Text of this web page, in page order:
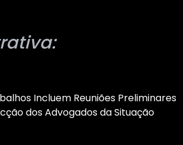
Incluem Reuniões Preliminares
dos Advogados da Situação